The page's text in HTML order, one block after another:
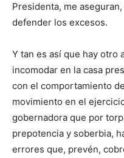
Presidenta, me
defender los excesos.
Y tan es así que hay otro
incomodar en la casa
con el comportamiento
movimiento en el
gobernadora que por
prepotencia y soberbia,
errores que, prevén,